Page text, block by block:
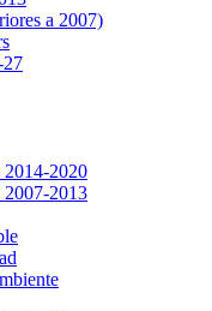
a 2007)
2020
2013